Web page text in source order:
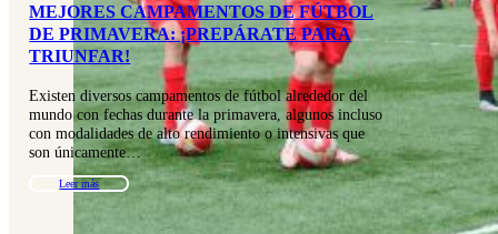
MEJORES CAMPAMENTOS DE FÚTBOL
DE PRIMAVERA: ¡PREPÁRATE PARA
TRIUNFAR!
Existen diversos campamentos de fútbol alrededor del
mundo con fechas durante la primavera, algunos incluso
con modalidades de alto rendimiento o intensivas que
son únicamente…
Leer más